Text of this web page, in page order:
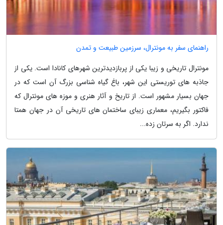
راهنمای سفر به مونترال، سرزمین طبیعت و تمدن
مونترال تاریخی و زیبا یکی از پربازدیدترین شهرهای کانادا است. یکی از
جاذبه های توریستی این شهر، باغ گیاه شناسی بزرگ آن است که در
جهان بسیار مشهور است. از تاریخ و آثار هنری و موزه های مونترال که
فاکتور بگیریم، معماری زیبای ساختمان های تاریخی آن در جهان همتا
ندارد. اگر به سرتان زده...